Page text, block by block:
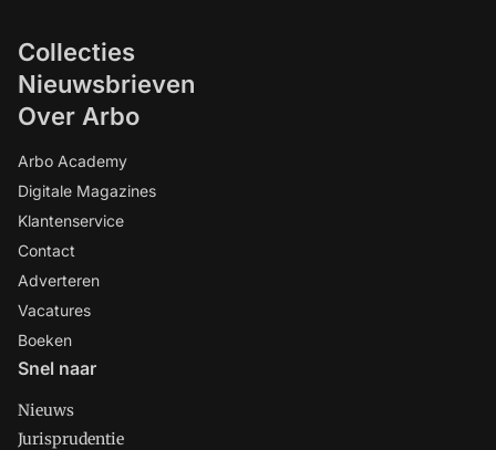
Collecties
Nieuwsbrieven
Over Arbo
Arbo Academy
Digitale Magazines
Klantenservice
Contact
Adverteren
Vacatures
Boeken
Snel naar
Nieuws
Jurisprudentie